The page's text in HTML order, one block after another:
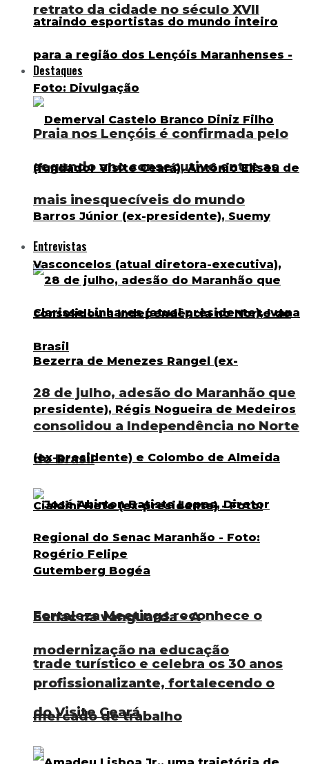
Praia nos Lençóis é confirmada pelo
segundo ano consecutivo entre as
mais inesquecíveis do mundo
Entrevistas
28 de julho, adesão do Maranhão que
consolidou a Independência no Norte
do Brasil
Senac na vanguarda – A
modernização na educação
profissionalizante, fortalecendo o
mercado de trabalho
retrato da cidade no século XVII
Destaques
Fortaleza Meetings reconhece o
trade turístico e celebra os 30 anos
do Visite Ceará